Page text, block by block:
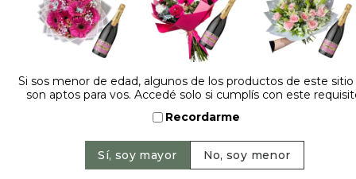
ESPECIALES
•Cumpleaños
•15 años
• Bodas
•Aniversarios
•Graduaciones
Si sos menor de edad, algunos de los productos de este
son aptos para vos. Accedé solo si cumplís con este
Recordarme